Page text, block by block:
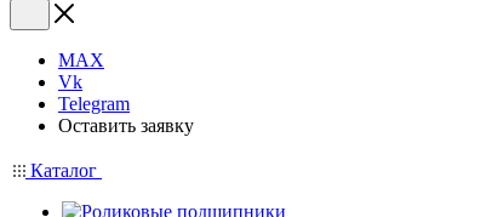
MAX
Vk
Telegram
Оставить заявку
Каталог